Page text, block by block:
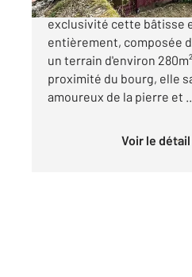
Century21 Dufeil Invest
exclusivité cette bâtisse
entièrement, composée
un terrain d'environ
proximité du bourg, elle
amoureux de la pierre et
Voir le